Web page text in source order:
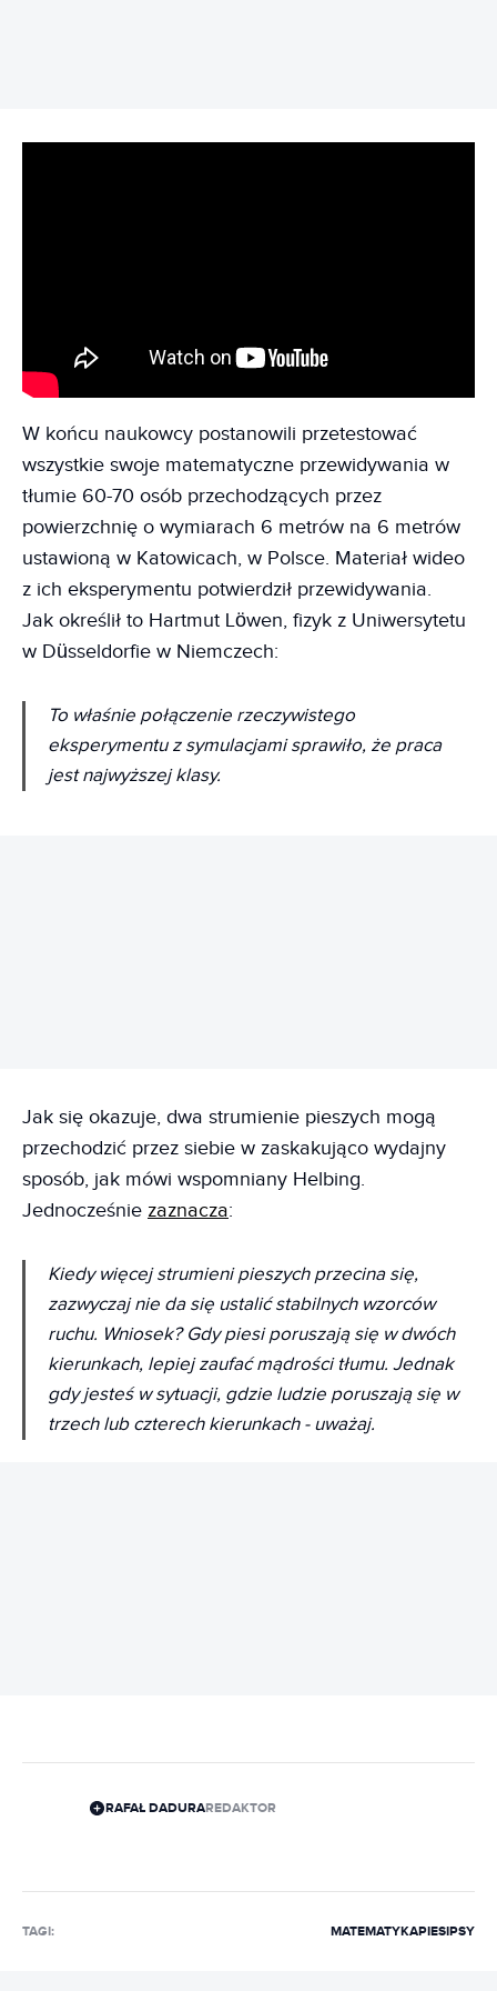
W końcu naukowcy postanowili przetestować
wszystkie swoje matematyczne przewidywania w
tłumie 60-70 osób przechodzących przez
powierzchnię o wymiarach 6 metrów na 6 metrów
ustawioną w Katowicach, w Polsce. Materiał wideo
z ich eksperymentu potwierdził przewidywania.
Jak określił to Hartmut Löwen, fizyk z Uniwersytetu
w Düsseldorfie w Niemczech:
To właśnie połączenie rzeczywistego
eksperymentu z symulacjami sprawiło, że praca
jest najwyższej klasy.
Jak się okazuje, dwa strumienie pieszych mogą
przechodzić przez siebie w zaskakująco wydajny
sposób, jak mówi wspomniany Helbing.
Jednocześnie zaznacza:
Kiedy więcej strumieni pieszych przecina się,
zazwyczaj nie da się ustalić stabilnych wzorców
ruchu. Wniosek? Gdy piesi poruszają się w dwóch
kierunkach, lepiej zaufać mądrości tłumu. Jednak
gdy jesteś w sytuacji, gdzie ludzie poruszają się w
trzech lub czterech kierunkach - uważaj.
RAFAŁ DADURAREDAKTOR
TAGI: MATEMATYKAPIESIPSY